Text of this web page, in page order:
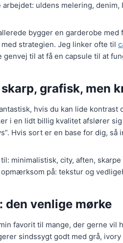
arbejdet: uldens melering,
bygger en garderobe
med strategien. Jeg linker ofte til
genvej til at få en capsule til at
grafisk, men
hvis du kan lide kontrast
i en lidt billig kvalitet afslører
Hvis sort er en base for dig,
til: minimalistisk, city, aften,
på: tekstur og
den venlige mørke
favorit til mange, der gerne vil
sindssygt godt med grå,